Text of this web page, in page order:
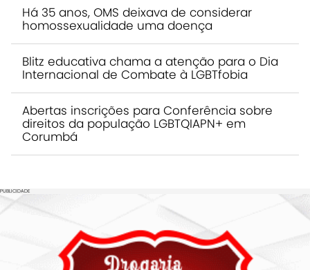
Há 35 anos, OMS deixava de considerar
homossexualidade uma doença
Blitz educativa chama a atenção para o Dia
Internacional de Combate à LGBTfobia
Abertas inscrições para Conferência sobre
direitos da população LGBTQIAPN+ em
Corumbá
PUBLICIDADE